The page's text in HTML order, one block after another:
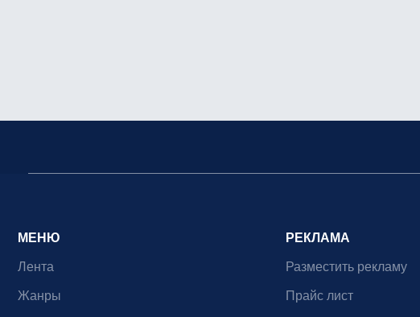
МЕНЮ
Лента
Жанры
РЕКЛАМА
Разместить рекламу
Прайс лист